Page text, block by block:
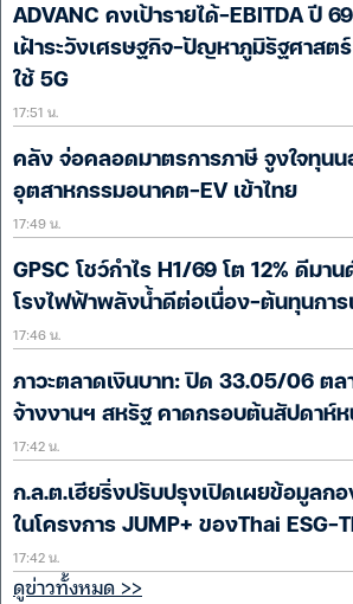
ADVANC คงเป้ารายได้-EBITDA ปี
เฝ้าระวังเศรษฐกิจ-ปัญหาภูมิรัฐศาสต
ใช้ 5G
17:51 น.
คลัง จ่อคลอดมาตรการภาษี จูงใจทุน
อุตสาหกรรมอนาคต-EV เข้าไทย
17:49 น.
GPSC โชว์กำไร H1/69 โต 12% ดีม
โรงไฟฟ้าพลังน้ำดีต่อเนื่อง-ต้นทุนการ
17:46 น.
ภาวะตลาดเงินบาท: ปิด 33.05/06 ต
จ้างงานฯ สหรัฐ คาดกรอบต้นสัปดาห์
17:42 น.
ก.ล.ต.เฮียริ่งปรับปรุงเปิดเผยข้อมูลก
ในโครงการ JUMP+ ของThai ESG-
17:42 น.
ดูข่าวทั้งหมด >>